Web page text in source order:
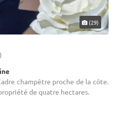
(29)
champêtre proche de la côte.
de quatre hectares.